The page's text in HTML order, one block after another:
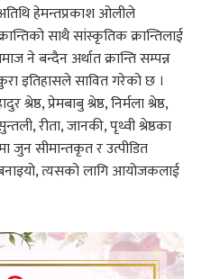
हेमन्तप्रकाश ओलीले
साथै सांस्कृतिक क्रान्तिलाई
ने बन्दैन अर्थात क्रान्ति सम्पन्न
इतिहासले सावित गरेको छ ।
प्रेमबाबु श्रेष्ठ, निर्मला श्रेष्ठ,
रीता, जानकी, पृथ्वी श्रेष्ठका
जुन सीमान्तकृत र उत्पीडित
बनाइयो, त्यसको लागि आयोजकलाई